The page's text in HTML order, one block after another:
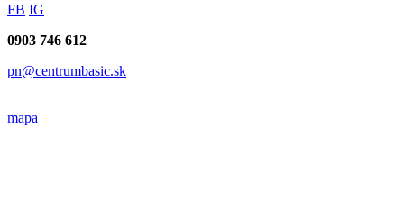
FB IG
0903 746 612
pn@centrumbasic.sk
mapa